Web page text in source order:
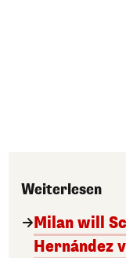
Weiterlesen
Milan will
Hernández